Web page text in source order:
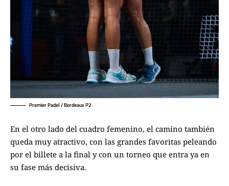
Premier Padel / Bordeaux P2
En el otro lado del cuadro femenino, el camino también
queda muy atractivo, con las grandes favoritas peleando
por el billete a la final y con un torneo que entra ya en
su fase más decisiva.